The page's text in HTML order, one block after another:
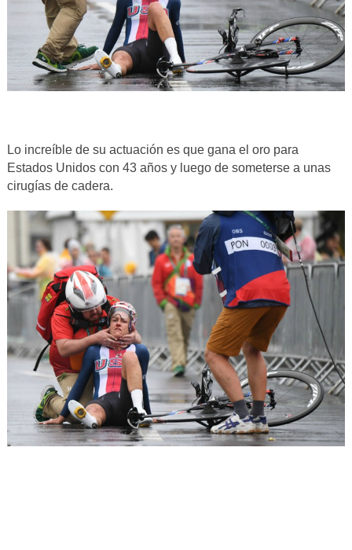
Lo increíble de su actuación es que gana el oro para
Estados Unidos con 43 años y luego de someterse a unas
cirugías de cadera.